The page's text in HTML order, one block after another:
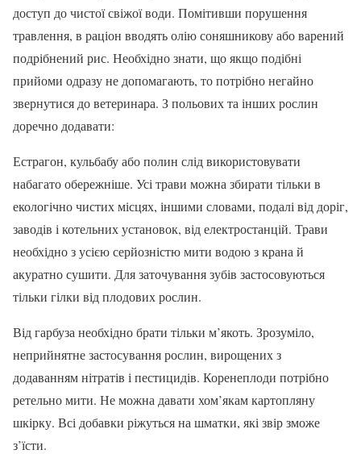
доступ до чистої свіжої води. Помітивши порушення
травлення, в раціон вводять олію соняшникову або варений
подрібнений рис. Необхідно знати, що якщо подібні
прийоми одразу не допомагають, то потрібно негайно
звернутися до ветеринара. З польових та інших рослин
доречно додавати:
Естрагон, кульбабу або полин слід використовувати
набагато обережніше. Усі трави можна збирати тільки в
екологічно чистих місцях, іншими словами, подалі від доріг,
заводів і котельних установок, від електростанцій. Трави
необхідно з усією серйозністю мити водою з крана й
акуратно сушити. Для заточування зубів застосовуються
тільки гілки від плодових рослин.
Від гарбуза необхідно брати тільки м’якоть. Зрозуміло,
неприйнятне застосування рослин, вирощених з
додаванням нітратів і пестицидів. Коренеплоди потрібно
ретельно мити. Не можна давати хом’якам картопляну
шкірку. Всі добавки ріжуться на шматки, які звір зможе
з’їсти.